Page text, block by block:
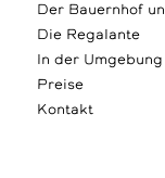
Der Bauernhof
Die Regalante
In der Umgebung
Preise
Kontakt